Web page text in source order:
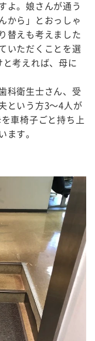
よ。娘さんが通う
から」とおっしゃ
替えも考えました
いただくことを選
考えれば、母に
科衛生士さん、受
という方3～4人が
車椅子ごと持ち上
す。